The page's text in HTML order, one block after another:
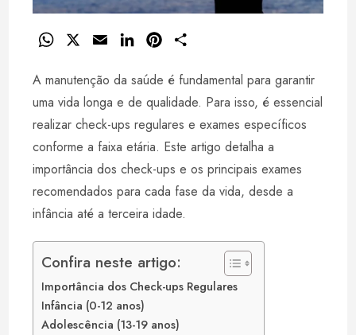
W
a
t
s
A
p
a
i
l
n
k
e
d
I
n
t
e
r
e
a
r
e
A manutenção da saúde é fundamental para garantir
uma vida longa e de qualidade. Para isso, é essencial
realizar check-ups regulares e exames específicos
conforme a faixa etária. Este artigo detalha a
importância dos check-ups e os principais exames
recomendados para cada fase da vida, desde a
infância até a terceira idade.
Confira neste artigo:
Importância dos Check-ups Regulares
Infância (0-12 anos)
Adolescência (13-19 anos)